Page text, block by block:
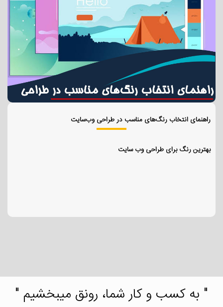
راهنمای انتخاب رنگ‌های مناسب در طراحی وب‌سایت
بهترین رنگ برای طراحی وب سایت
" به کسب و کار شما، رونق میبخشیم "